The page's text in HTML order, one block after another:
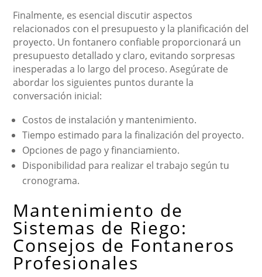
Finalmente, es esencial discutir aspectos
relacionados con el presupuesto y la planificación del
proyecto. Un fontanero confiable proporcionará un
presupuesto detallado y claro, evitando sorpresas
inesperadas a lo largo del proceso. Asegúrate de
abordar los siguientes puntos durante la
conversación inicial:
Costos de instalación y mantenimiento.
Tiempo estimado para la finalización del proyecto.
Opciones de pago y financiamiento.
Disponibilidad para realizar el trabajo según tu
cronograma.
Mantenimiento de
Sistemas de Riego:
Consejos de Fontaneros
Profesionales